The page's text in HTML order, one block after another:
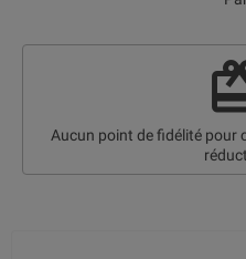
Aucun point de fidélité pour